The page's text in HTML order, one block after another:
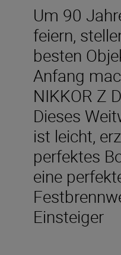
Um 90
feiern,
besten
Anfang
NIKKOR Z
Dieses
ist leicht,
perfektes
eine
Einsteiger